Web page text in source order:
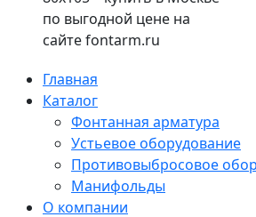
Главная
Каталог
Фонтанная арматура
Устьевое оборудование
Противовыбросовое
Манифольды
О компании